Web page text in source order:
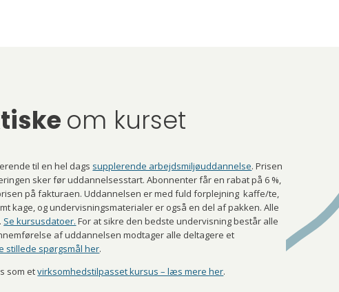
om kurset
til en hel dags supplerende arbejdsmiljøuddannelse. Prisen
sker før uddannelsesstart. Abonnenter får en rabat på 6 %,
på fakturaen. Uddannelsen er med fuld forplejning kaffe/te,
kage, og undervisningsmaterialer er også en del af pakken. Alle
Se kursusdatoer. For at sikre den bedste undervisning består alle
af uddannelsen modtager alle deltagere et
stillede spørgsmål her.
som etvirksomhedstilpasset kursus – læs mere her.